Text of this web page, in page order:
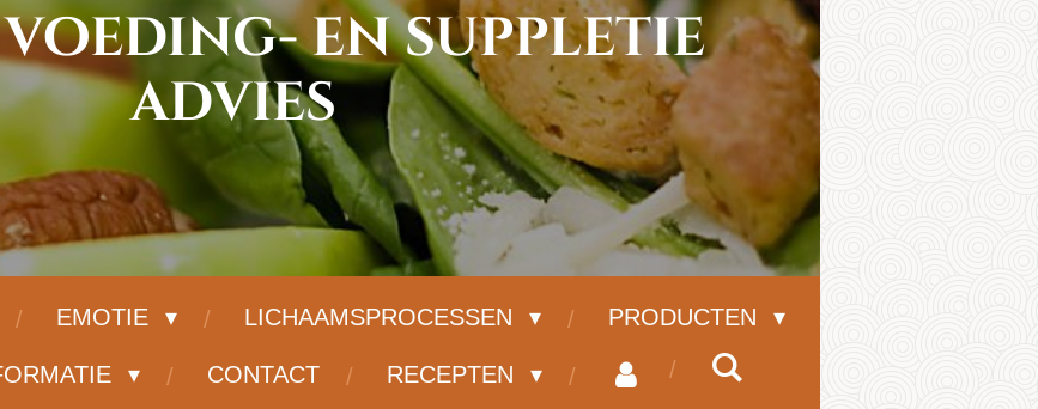
en suppletie
advies
EMOTIE LICHAAMSPROCESSEN PRODUCTEN
CONTACT RECEPTEN